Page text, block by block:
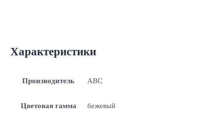
Характеристики
Производитель ABC
Цветовая гамма бежевый